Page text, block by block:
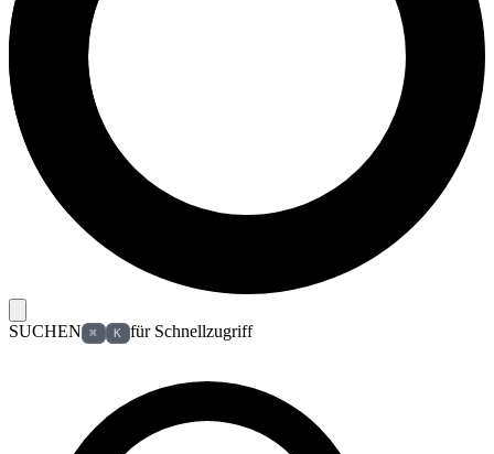
Football Lexikon
SUCHEN ⌘ K für Schnellzugriff